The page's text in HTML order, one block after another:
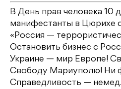
В День прав человека 10
манифестанты в Цюрихе
«Россия —
Остановить бизнес с
Украине — мир Европе!
Свободу Мариуполю! Ни
Справедливость —